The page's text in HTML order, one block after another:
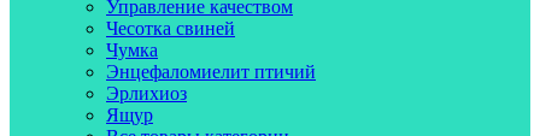
Управление качеством
Чесотка свиней
Чумка
Энцефаломиелит птичий
Эрлихиоз
Ящур